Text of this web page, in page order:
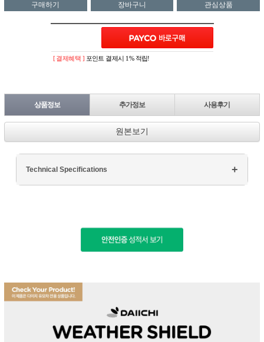
구매하기 장바구니 관심상품
PAYCO 바로구매
[ 결제혜택 ] 포인트 결제시 1% 적립!
상품정보 추가정보 사용후기
원본보기
Technical Specifications
Display: 15.6" FHD
Graphics: NVIDIA GTX 1660Ti